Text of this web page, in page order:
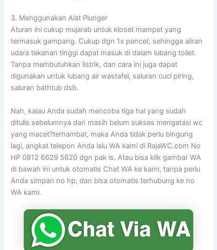
3. Menggunakan Alat Plunger
Aturan ini cukup mujarab untuk kloset mampet yang
termasuk gampang. Cukup dgn 1x pencet, sehingga aliran
udara tekanan tinggi dapat masuk di dalam lubang toilet.
Tanpa membutuhkan listrik, dan cara ini juga dapat
digunakan untuk lubang air wastafel, saluran cuci piring,
saluran bathtub dsb.
Nah, kalau Anda sudah mencoba tiga hal yang sudah
ditulis sebelumnya dan masih belum sukses mengatasi wc
yang macet?terhambat, maka Anda tidak perlu bingung
lagi, angkat telepon Anda lalu WA kami di RajaWC.com No
HP 0812 6629 5620 dgn pak is. Atau bisa klik gambar WA
di bawah ini untuk otomatis Chat WA ke kami, tanpa perlu
Anda simpan no hp, dan bisa otomatis terhubung ke no
WA kami.